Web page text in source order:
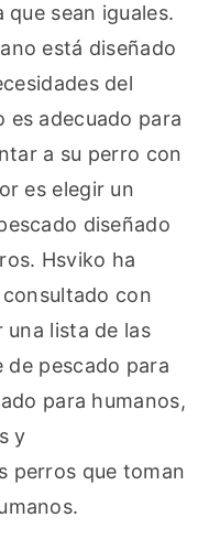
sean iguales.
está diseñado
del
es adecuado para
a su perro con
es elegir un
diseñado
Hsviko ha
con
lista de las
de pescado para
para humanos,
y
perros que toman